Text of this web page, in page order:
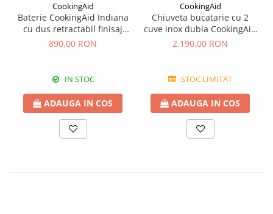
CookingAid
Baterie CookingAid Indiana
cu dus retractabil finisaj
granit Bej Pigmentat /
890,00 RON
IN STOC
ADAUGA IN COS
CookingAid
Chiuveta bucatarie cu 2
cuve inox dubla CookingAid
FUSION 86BB
2.190,00 RON
STOC LIMITAT
ADAUGA IN COS